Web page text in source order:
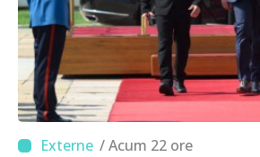
/ Acum 22 ore